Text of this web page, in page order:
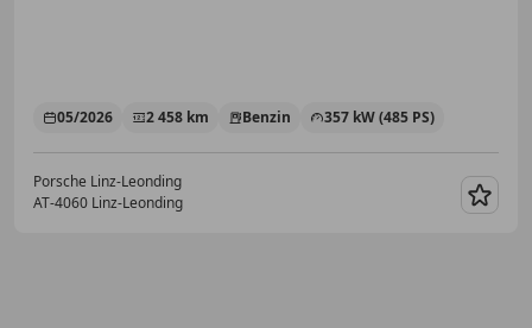
05/2026 2 458 km Benzin 357 kW (485 PS)
Porsche Linz-Leonding
AT-4060 Linz-Leonding